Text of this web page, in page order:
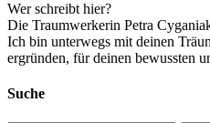
Wer schreibt hier?
Die Traumwerkerin Petra
Ich bin unterwegs mit deinen
ergründen, für deinen bewussten
Suche